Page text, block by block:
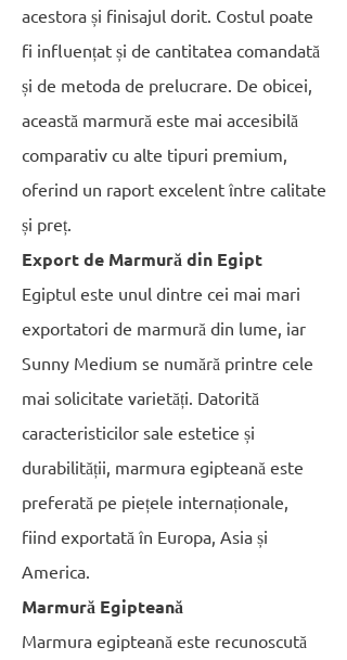
acestora și finisajul dorit. Costul poate
fi influențat și de cantitatea comandată
și de metoda de prelucrare. De obicei,
această marmură este mai accesibilă
comparativ cu alte tipuri premium,
oferind un raport excelent între calitate
și preț.
Export de Marmură din Egipt
Egiptul este unul dintre cei mai mari
exportatori de marmură din lume, iar
Sunny Medium se numără printre cele
mai solicitate varietăți. Datorită
caracteristicilor sale estetice și
durabilității, marmura egipteană este
preferată pe piețele internaționale,
fiind exportată în Europa, Asia și
America.
Marmură Egipteană
Marmura egipteană este recunoscută